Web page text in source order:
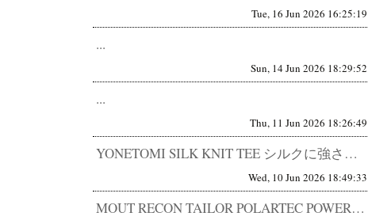
Tue, 16 Jun 2026 16:25:19
...
Sun, 14 Jun 2026 18:29:52
...
Thu, 11 Jun 2026 18:26:49
YONETOMI SILK KNIT TEE シルクに強さを与えた。 触った瞬間に、仕入れを決めた。 正直、こういうシル...
Wed, 10 Jun 2026 18:49:33
MOUT RECON TAILOR POLARTEC POWER DRY TACTICAL T-SHIRTS MT-19...